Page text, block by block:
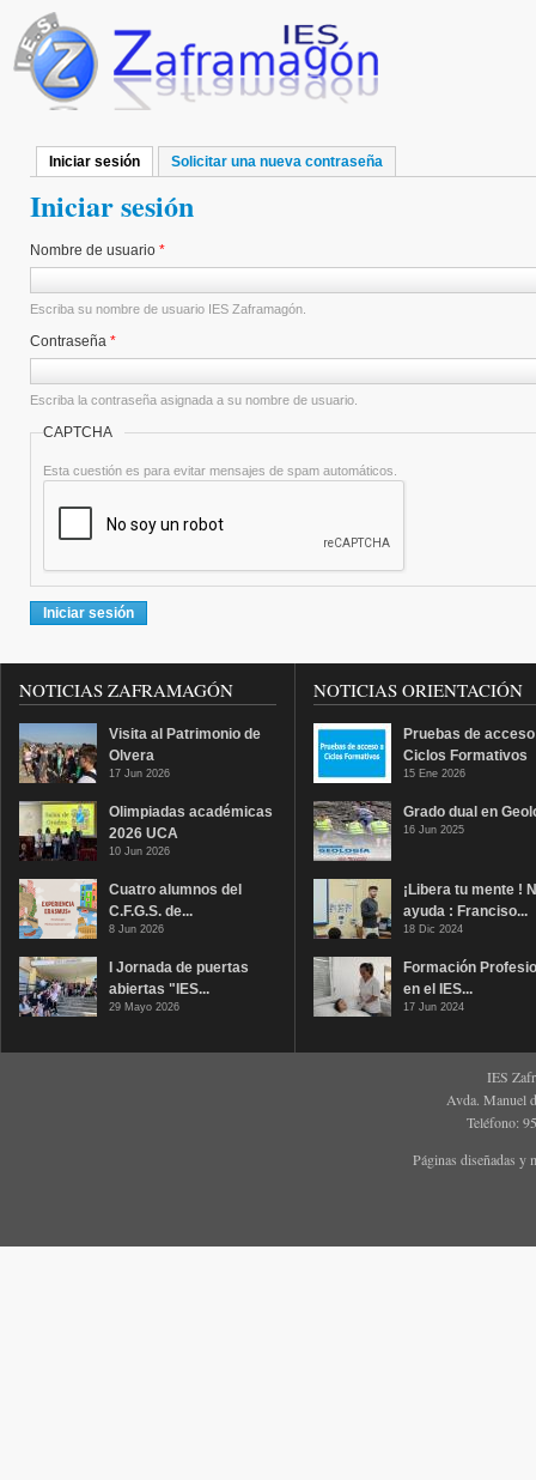
Pasar al contenido principal
Solapas principales
Iniciar sesión (solapa activa)
Solicitar una nueva contraseña
Iniciar sesión
Nombre de usuario *
Escriba su nombre de usuario IES Zaframagón.
Contraseña *
Escriba la contraseña asignada a su nombre de usuario.
CAPTCHA
Esta cuestión es para evitar mensajes de spam automáticos.
NOTICIAS ZAFRAMAGÓN
Visita al Patrimonio de
Olvera
17 Jun 2026
Olimpiadas académicas
2026 UCA
10 Jun 2026
Cuatro alumnos del
C.F.G.S. de...
8 Jun 2026
I Jornada de puertas
abiertas "IES...
29 Mayo 2026
NOTICIAS ORIENTACIÓN
Pruebas de
Ciclos Formativos
15 Ene 2026
Grado dual en
16 Jun 2025
¡Libera tu mente !
ayuda : Franciso...
18 Dic 2024
Formación
en el IES...
17 Jun 2024
IES
Avda. Manuel
Teléfono:
Páginas diseñadas y